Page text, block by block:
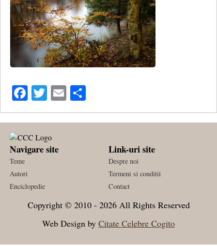
Facebook
Twitter
Email
Navigare site
Teme
Autori
Enciclopedie
Link-uri site
Despre noi
Termeni si conditii
Contact
Copyright © 2010 - 2026 All Rights Reserved
Web Design by Citate Celebre Cogito